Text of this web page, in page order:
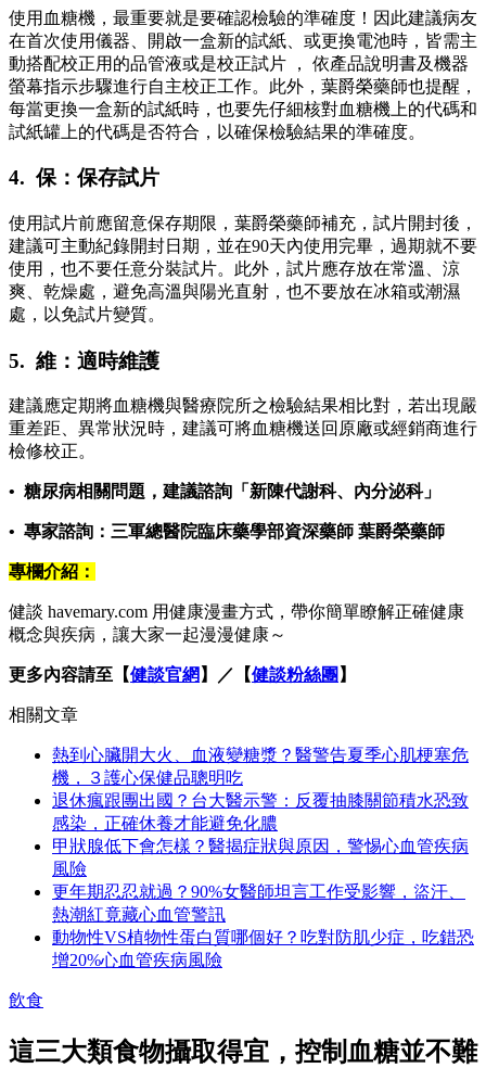
使用血糖機，最重要就是要確認檢驗的準確度！因此建議病友
在首次使用儀器、開啟一盒新的試紙、或更換電池時，皆需主
動搭配校正用的品管液或是校正試片 ， 依產品說明書及機器
螢幕指示步驟進行自主校正工作。此外，葉爵榮藥師也提醒，
每當更換一盒新的試紙時，也要先仔細核對血糖機上的代碼和
試紙罐上的代碼是否符合，以確保檢驗結果的準確度。
4. 保：保存試片
使用試片前應留意保存期限，葉爵榮藥師補充，試片開封後，
建議可主動紀錄開封日期，並在90天內使用完畢，過期就不要
使用，也不要任意分裝試片。此外，試片應存放在常溫、涼
爽、乾燥處，避免高溫與陽光直射，也不要放在冰箱或潮濕
處，以免試片變質。
5. 維：適時維護
建議應定期將血糖機與醫療院所之檢驗結果相比對，若出現嚴
重差距、異常狀況時，建議可將血糖機送回原廠或經銷商進行
檢修校正。
• 糖尿病相關問題，建議諮詢「新陳代謝科、內分泌科」
• 專家諮詢：三軍總醫院臨床藥學部資深藥師 葉爵榮藥師
專欄介紹：
健談 havemary.com 用健康漫畫方式，帶你簡單瞭解正確健康
概念與疾病，讓大家一起漫漫健康～
更多內容請至【健談官網 】／【健談粉絲團 】
相關文章
熱到心臟開大火、血液變糖漿？醫警告夏季心肌梗塞危
機，３護心保健品聰明吃
退休瘋跟團出國？台大醫示警：反覆抽膝關節積水恐致
感染，正確休養才能避免化膿
甲狀腺低下會怎樣？醫揭症狀與原因，警惕心血管疾病
風險
更年期忍忍就過？90%女醫師坦言工作受影響，盜汗、
熱潮紅竟藏心血管警訊
動物性VS植物性蛋白質哪個好？吃對防肌少症，吃錯恐
增20%心血管疾病風險
飲食
這三大類食物攝取得宜，控制血糖並不難